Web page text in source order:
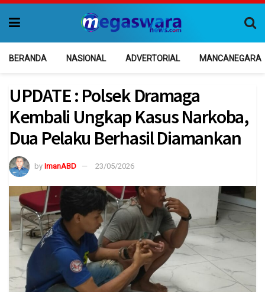
BERANDA NASIONAL ADVERTORIAL MANCANEGARA
UPDATE : Polsek Dramaga
Kembali Ungkap Kasus Narkoba,
Dua Pelaku Berhasil Diamankan
by ImanABD 23/05/2026